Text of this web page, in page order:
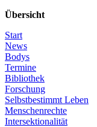
Übersicht
Start
News
Bodys
Termine
Bibliothek
Forschung
Selbstbestimmt Leben
Menschenrechte
Intersektionalität